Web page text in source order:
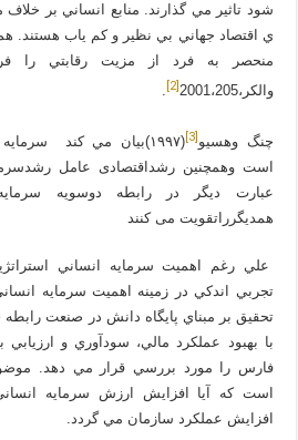
شود تاثير مي گذارند. منابع انساني بر خلاف
ي اقتصاد جهاني بي نظير و کم ياب هستند.
منحصر به فرد از مزيت رقابتي را
والکر،2001،205
[2]
چنگ وهسيو [3]
(١٩٩٧)بيان مي کند
است وهمچنين رشداقتصادى عامل
عبارت ديگر در رابطه دوسويه
همديگرراتقويت مى کنند
علي رغم اهميت سرمايه انساني
تجربي اندکي در زمينه اهميت سرمايه
تحقيق بر مبناي پايگاه دانش در صنعت
با بهبود عملکرد مالي، سودآوري و ارزيابي
فارس را مورد بررسي قرار مي دهد.
است که آيا افزايش ارزش سرمايه
افزايش عملکرد سازمان مي گردد.